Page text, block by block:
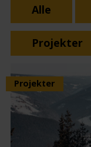
Alle
Projekter
Projekter